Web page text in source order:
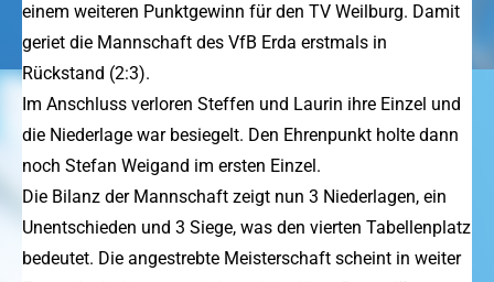
einem weiteren Punktgewinn für den TV Weilburg. Damit
geriet die Mannschaft des VfB Erda erstmals in
Rückstand (2:3).
Im Anschluss verloren Steffen und Laurin ihre Einzel und
die Niederlage war besiegelt. Den Ehrenpunkt holte dann
noch Stefan Weigand im ersten Einzel.
Die Bilanz der Mannschaft zeigt nun 3 Niederlagen, ein
Unentschieden und 3 Siege, was den vierten Tabellenplatz
bedeutet. Die angestrebte Meisterschaft scheint in weiter